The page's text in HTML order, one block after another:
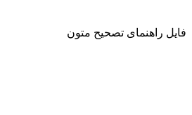
فایل راهنمای تصحیح متون